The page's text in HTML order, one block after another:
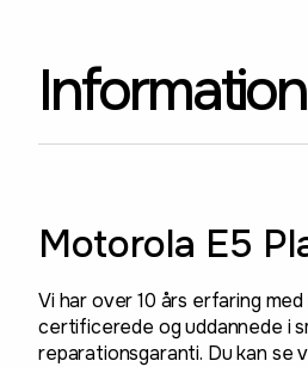
Information
Motorola E5
Vi har over 10 års erfaring
certificerede og uddannede i
reparationsgaranti. Du kan se